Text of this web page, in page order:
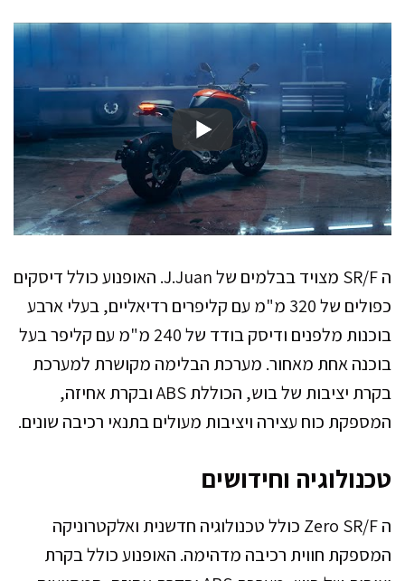
ה SR/F מצויד בבלמים של J.Juan. האופנוע כולל דיסקים
כפולים של 320 מ"מ עם קליפרים רדיאליים, בעלי ארבע
בוכנות מלפנים ודיסק בודד של 240 מ"מ עם קליפר בעל
בוכנה אחת מאחור. מערכת הבלימה מקושרת למערכת
בקרת יציבות של בוש, הכוללת ABS ובקרת אחיזה,
המספקת כוח עצירה ויציבות מעולים בתנאי רכיבה שונים.
טכנולוגיה וחידושים
ה Zero SR/F כולל טכנולוגיה חדשנית ואלקטרוניקה
המספקת חווית רכיבה מדהימה. האופנוע כולל בקרת